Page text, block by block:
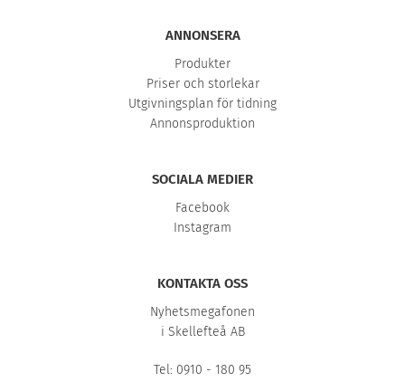
ANNONSERA
Produkter
Priser och storlekar
Utgivningsplan för tidning
Annonsproduktion
SOCIALA MEDIER
Facebook
Instagram
KONTAKTA OSS
Nyhetsmegafonen
i Skellefteå AB
Tel: 0910 - 180 95